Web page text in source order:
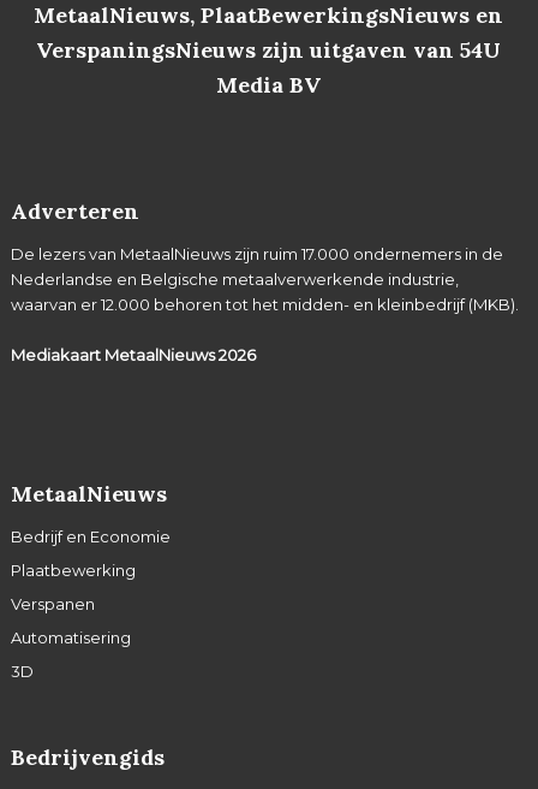
MetaalNieuws, PlaatBewerkingsNieuws en
VerspaningsNieuws zijn uitgaven van 54U
Media BV
Adverteren
De lezers van MetaalNieuws zijn ruim 17.000 ondernemers in de
Nederlandse en Belgische metaalverwerkende industrie,
waarvan er 12.000 behoren tot het midden- en kleinbedrijf (MKB).
Mediakaart MetaalNieuws2026
MetaalNieuws
Bedrijf en Economie
Plaatbewerking
Verspanen
Automatisering
3D
Bedrijvengids